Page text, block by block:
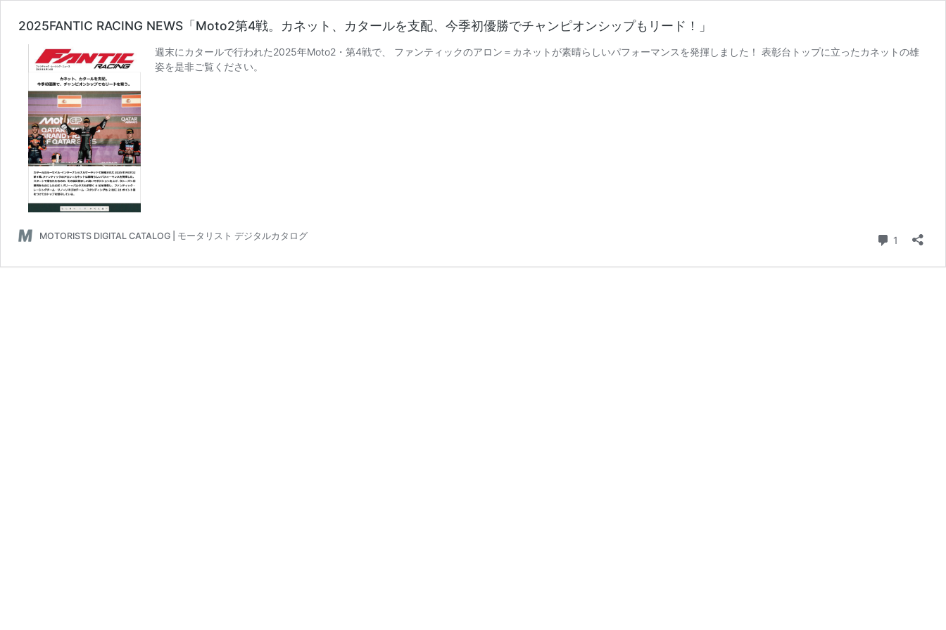
2025FANTIC RACING NEWS「Moto2第4戦。カネット、カタールを支配、今季初優勝でチャンピオンシップもリード！」
週末にカタールで行われた2025年Moto2・第4戦で、 ファンティックのアロン＝カネットが素晴らしいパフォーマンスを発揮しました！ 表彰台トップに立ったカネットの雄
姿を是非ご覧ください。
MOTORISTS DIGITAL CATALOG | モータリスト デジタルカタログ 1 コメント